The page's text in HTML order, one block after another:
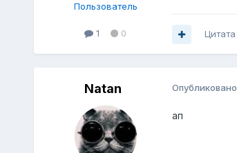
Пользователь
1 0 Цитата
Natan Опубликовано
ап